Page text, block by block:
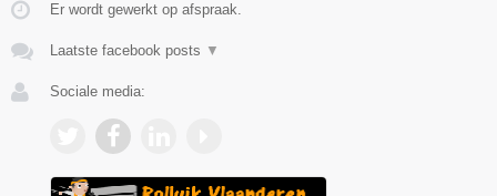
Er wordt gewerkt op afspraak.
Laatste facebook posts ▼
Sociale media: